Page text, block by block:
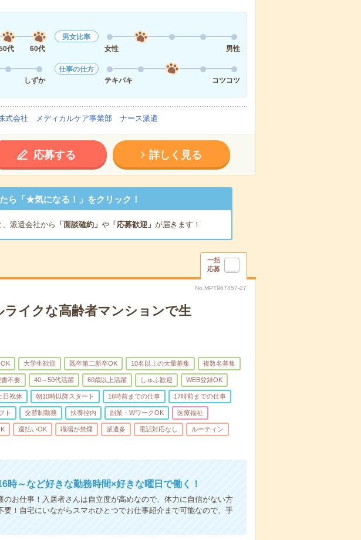
代 60代
男女比率
女性
男性
しずか
仕事の仕方
テキパキ
コツコツ
式会社 メディカルケア事業部 ナース派遣
応募する 詳しく見る
ら「★気になる！」をクリック！
、派遣会社から 「面談確約」 や「応募歓迎」 が届きます！
一括
応募
No.MPT967457-27
ライクな高齢者マンションで生
大学生歓迎 既卒第二新卒OK 10名以上の大量募集 複数名募集
書不要 40～50代活躍 60歳以上活躍 しゅふ歓迎 WEB登録OK
日祝休 朝10時以降スタート 16時前までの仕事 17時前までの仕事
ト 交替制勤務 扶養控内 副業・WワークOK 医療福祉
週払いOK 職場が禁煙 派遣多 電話対応なし ルーティン
時～など好きな勤務時間×好きな曜日で働く！
お仕事！入居者さんは自立度が高めなので、体力に自信がない方
！自宅にいながらスマホひとつでお仕事紹介まで可能なので、手